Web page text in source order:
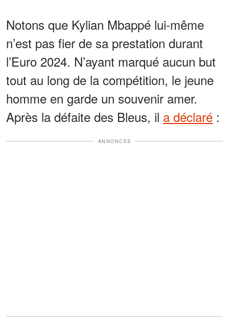
Notons que Kylian Mbappé lui-même
n’est pas fier de sa prestation durant
l’Euro 2024. N’ayant marqué aucun but
tout au long de la compétition, le jeune
homme en garde un souvenir amer.
Après la défaite des Bleus, il a déclaré :
ANNONCES